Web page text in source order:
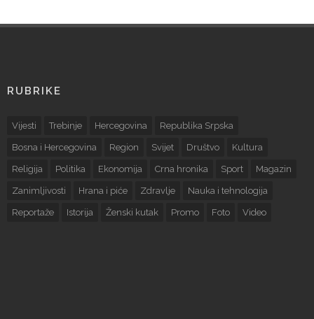
RUBRIKE
Vijesti Trebinje Hercegovina Republika Srpska
Bosna i Hercegovina Region Svijet Društvo Kultura
Religija Politika Ekonomija Crna hronika Sport Magazin
Zanimljivosti Hrana i piće Zdravlje Nauka i tehnologija
Reportaže Istorija Ženski kutak Promo Foto Video